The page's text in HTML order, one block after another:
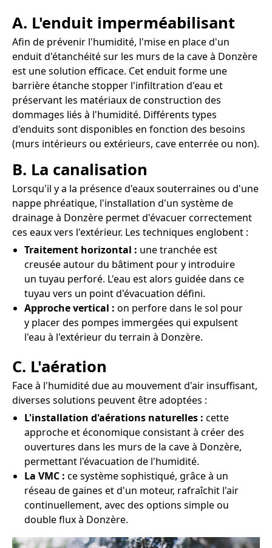
A. L'enduit imperméabilisant
Afin de prévenir l'humidité, l'mise en place d'un
enduit d'étanchéité sur les murs de la cave à Donzère
est une solution efficace. Cet enduit forme une
barrière étanche stopper l'infiltration d'eau et
préservant les matériaux de construction des
dommages liés à l'humidité. Différents types
d'enduits sont disponibles en fonction des besoins
(murs intérieurs ou extérieurs, cave enterrée ou non).
B. La canalisation
Lorsqu'il y a la présence d'eaux souterraines ou d'une
nappe phréatique, l'installation d'un système de
drainage à Donzère permet d'évacuer correctement
ces eaux vers l'extérieur. Les techniques englobent :
Traitement horizontal : une tranchée est
creusée autour du bâtiment pour y introduire
un tuyau perforé. L'eau est alors guidée dans ce
tuyau vers un point d'évacuation défini.
Approche vertical : on perfore dans le sol pour
y placer des pompes immergées qui expulsent
l'eau à l'extérieur du terrain à Donzère.
C. L'aération
Face à l'humidité due au mouvement d'air insuffisant,
diverses solutions peuvent être adoptées :
L'installation d'aérations naturelles : cette
approche et économique consistant à créer des
ouvertures dans les murs de la cave à Donzère,
permettant l'évacuation de l'humidité.
La VMC : ce système sophistiqué, grâce à un
réseau de gaines et d'un moteur, rafraîchit l'air
continuellement, avec des options simple ou
double flux à Donzère.